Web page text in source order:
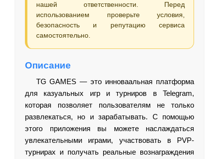
нашей ответственности. Перед
использованием проверьте условия,
безопасность и репутацию сервиса
самостоятельно.
Описание
TG GAMES — это инноваальная платформа
для казуальных игр и турниров в Telegram,
которая позволяет пользователям не только
развлекаться, но и зарабатывать. С помощью
этого приложения вы можете наслаждаться
увлекательными играми, участвовать в PVP-
турнирах и получать реальные вознаграждения